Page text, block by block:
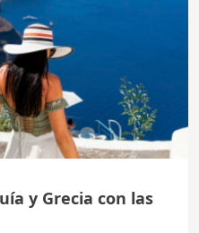
y Grecia con las